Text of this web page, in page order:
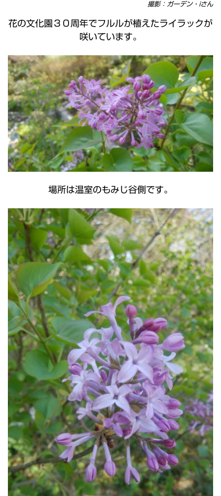
撮影：ガーデン・iさん
花の文化園３０周年でフルルが植えたライラックが
咲いています。
場所は温室のもみじ谷側です。